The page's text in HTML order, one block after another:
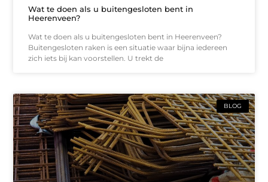
Wat te doen als u buitengesloten bent in
Heerenveen?
Wat te doen als u buitengesloten bent in Heerenveen?
Buitengesloten raken is een situatie waar bijna iedereen
zich iets bij kan voorstellen. U trekt de
BLOG